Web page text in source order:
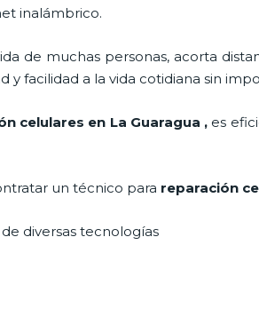
inalámbrico.
de muchas personas, acorta
y facilidad a la vida cotidiana sin
celulares en La Guaragua , es
un técnico para reparación
diversas tecnologías